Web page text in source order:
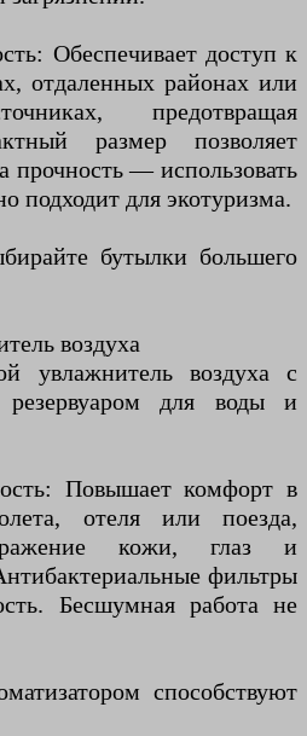
Обеспечивает доступ к
отдаленных районах или
предотвращая
размер позволяет
прочность — использовать
подходит для экотуризма.
бутылки большего
воздуха
увлажнитель воздуха с
для воды и
Повышает комфорт в
отеля или поезда,
кожи, глаз и
фильтры
Бесшумная работа не
способствуют